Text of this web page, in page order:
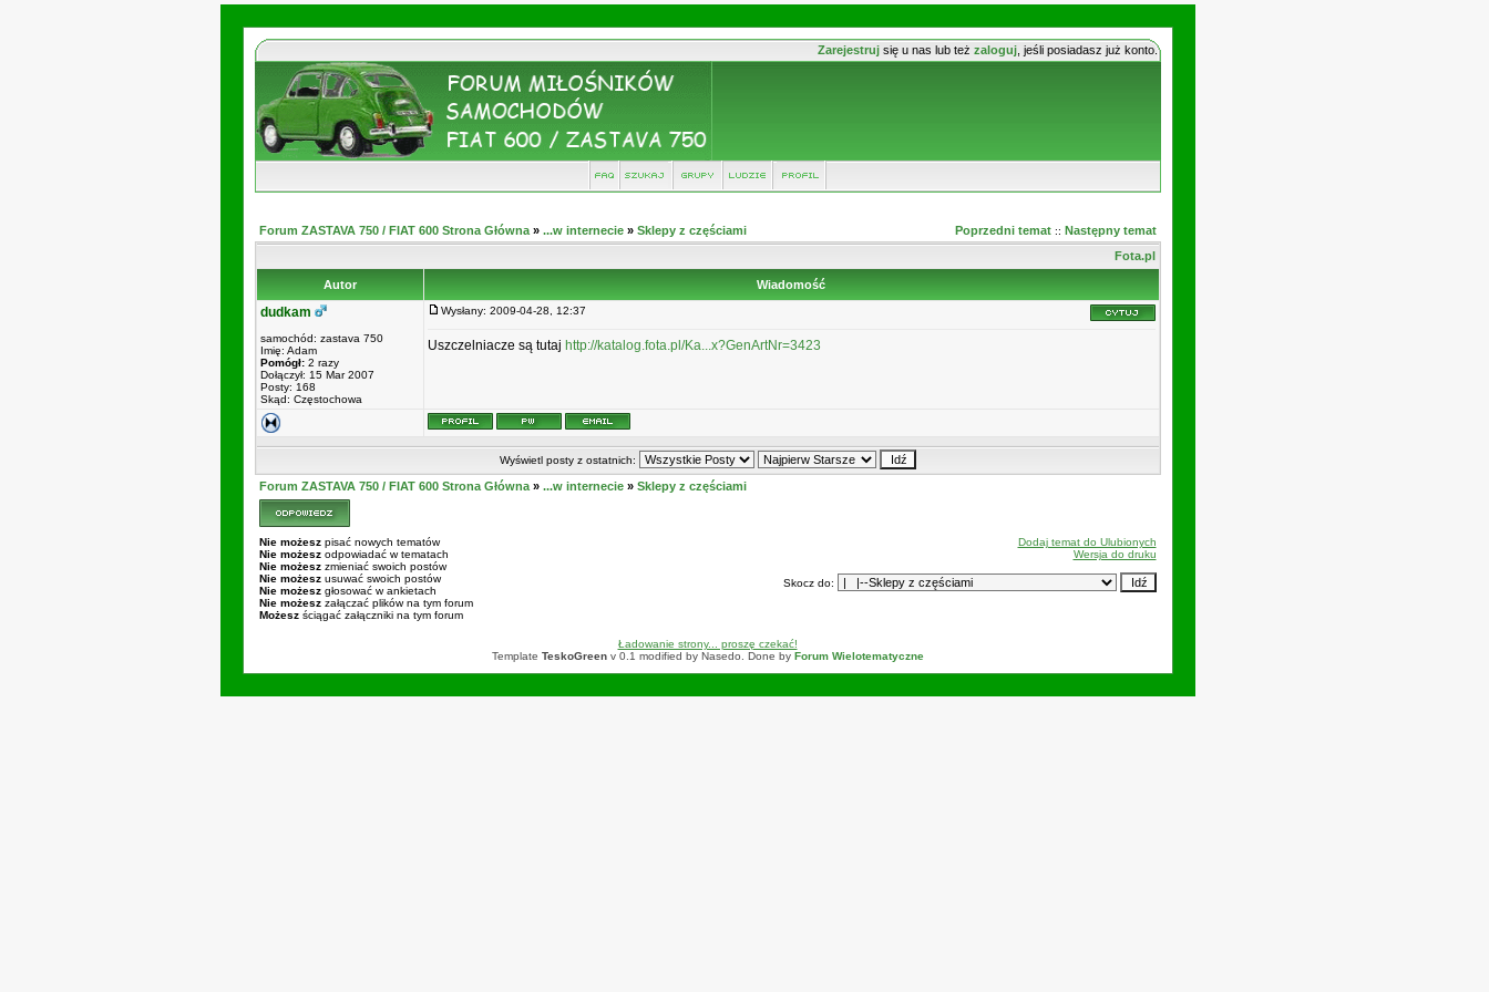
Zarejestruj się u nas lub też zaloguj, jeśli posiadasz już konto.
Forum ZASTAVA 750 / FIAT 600 Strona Główna» ...w internecie» Sklepy z częściami Poprzedni temat:: Następny temat
Fota.pl
Autor Wiadomość
dudkam
samochód: zastava 750
Imię: Adam
Pomógł:2 razy
Dołączył: 15 Mar 2007
Posty: 168
Skąd: Częstochowa
Wysłany: 2009-04-28, 12:37
Uszczelniacze są tutaj http://katalog.fota.pl/Ka...x?GenArtNr=3423
Wyświetl posty z ostatnich:
Forum ZASTAVA 750 / FIAT 600 Strona Główna» ...w internecie» Sklepy z częściami
Nie możeszpisać nowych tematów
Nie możeszodpowiadać w tematach
Nie możeszzmieniać swoich postów
Nie możeszusuwać swoich postów
Nie możeszgłosować w ankietach
Nie możeszzałączać plików na tym forum
Możeszściągać załączniki na tym forum
Dodaj temat do Ulubionych
Wersja do druku
Skocz do:
Ładowanie strony... proszę czekać!
Template TeskoGreenv 0.1 modified by Nasedo. Done by Forum Wielotematyczne